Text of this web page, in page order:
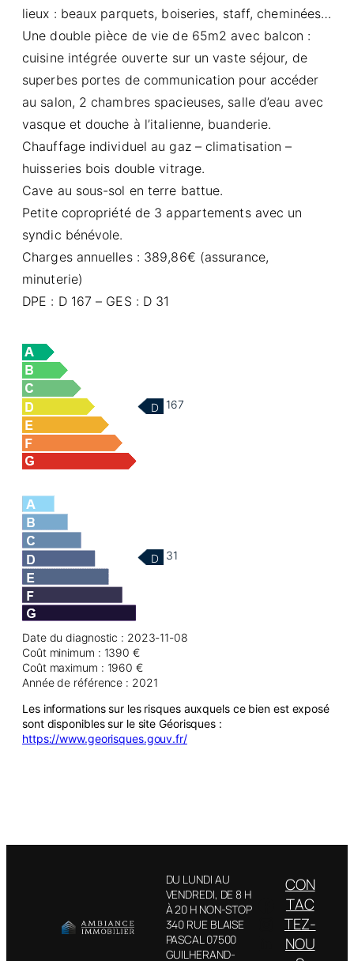
lieux : beaux parquets, boiseries, staff, cheminées…
Une double pièce de vie de 65m2 avec balcon :
cuisine intégrée ouverte sur un vaste séjour, de
superbes portes de communication pour accéder
au salon, 2 chambres spacieuses, salle d’eau avec
vasque et douche à l’italienne, buanderie.
Chauffage individuel au gaz – climatisation –
huisseries bois double vitrage.
Cave au sous-sol en terre battue.
Petite copropriété de 3 appartements avec un
syndic bénévole.
Charges annuelles : 389,86€ (assurance,
minuterie)
DPE : D 167 – GES : D 31
D 167
D 31
Date du diagnostic : 2023-11-08
Coût minimum : 1390 €
Coût maximum : 1960 €
Année de référence : 2021
Les informations sur les risques auxquels ce bien est exposé
sont disponibles sur le site Géorisques :
https://www.georisques.gouv.fr/
DU LUNDI AU
VENDREDI, DE 8 H
À 20 H NON-STOP
340 RUE BLAISE
PASCAL 07500
GUILHERAND-
Facebook
Instagram
LinkedIn
CON
TAC
TEZ-
NOU